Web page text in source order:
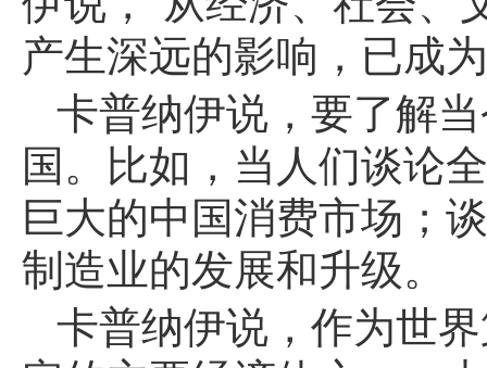
产生深远的影响，已成
卡普纳伊说，要了解
国。比如，当人们谈论
巨大的中国消费市场；
制造业的发展和升级。
卡普纳伊说，作为世